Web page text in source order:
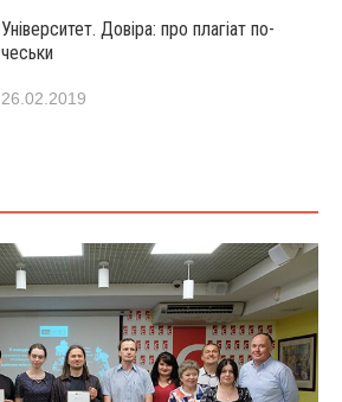
Університет. Довіра: про плагіат по-
чеськи
26.02.2019